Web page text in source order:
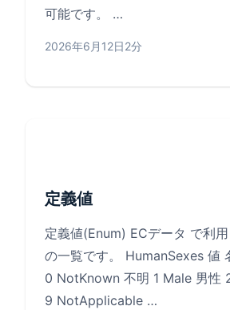
可能です。 …
2026年6月12日2分
定義値
定義値(Enum) ECデータ で利
の一覧です。 HumanSexes 値
0 NotKnown 不明 1 Male 男性
9 NotApplicable …